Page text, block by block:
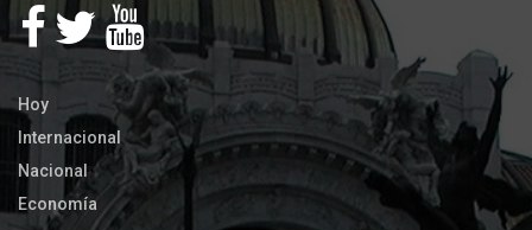
Hoy
Internacional
Nacional
Economía